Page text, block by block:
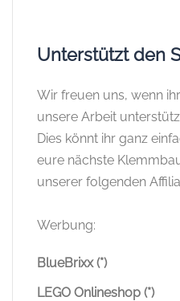
Unterstützt den
Wir freuen uns, wenn
unsere Arbeit
Dies könnt ihr ganz
eure nächste
unserer folgenden
Werbung:
BlueBrixx (*)
LEGO Onlineshop (*)